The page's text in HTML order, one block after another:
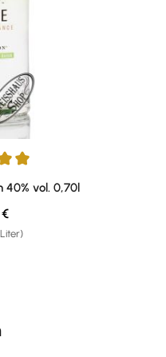
4.93 von 5 Sternen
40% vol. 0,70l
Preis: